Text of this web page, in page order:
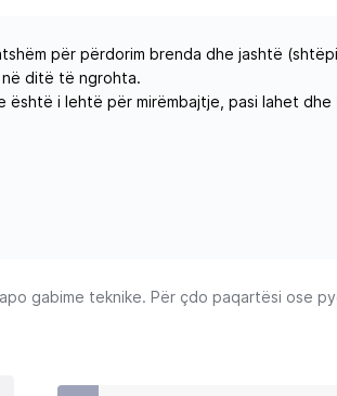
për përdorim brenda dhe jashtë
ditë të ngrohta.
është i lehtë për mirëmbajtje, pasi lahet
gabime teknike. Për çdo paqartësi ose